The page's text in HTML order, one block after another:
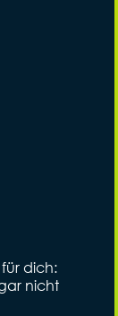
für dich:
nicht